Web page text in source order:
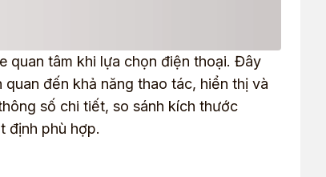
quan tâm khi lựa chọn điện thoại. Đây
đến khả năng thao tác, hiển thị và
số chi tiết, so sánh kích thước
định phù hợp.